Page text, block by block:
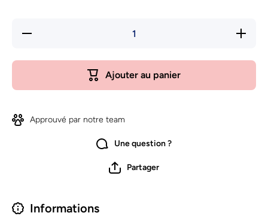
Réduire
la
pelage
Ajouter au panier
Approuvé par notre team
Une question ?
Partager
Informations